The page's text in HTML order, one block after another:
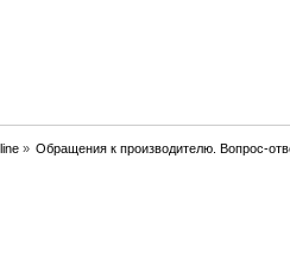
» Обращения к производителю. Вопрос-